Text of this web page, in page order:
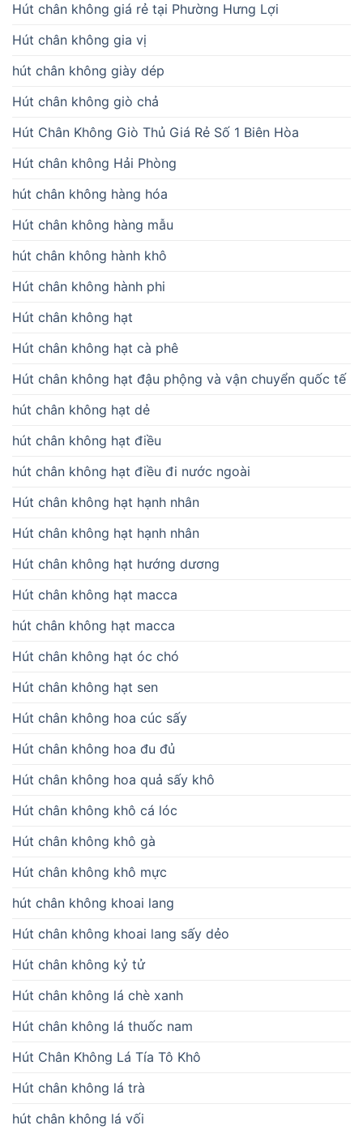
Hút chân không giá rẻ tại Phường Hưng Lợi
Hút chân không gia vị
hút chân không giày dép
Hút chân không giò chả
Hút Chân Không Giò Thủ Giá Rẻ Số 1 Biên Hòa
Hút chân không Hải Phòng
hút chân không hàng hóa
Hút chân không hàng mẫu
hút chân không hành khô
Hút chân không hành phi
Hút chân không hạt
Hút chân không hạt cà phê
Hút chân không hạt đậu phộng và vận chuyển quốc tế
hút chân không hạt dẻ
hút chân không hạt điều
hút chân không hạt điều đi nước ngoài
Hút chân không hạt hạnh nhân
Hút chân không hạt hạnh nhân
Hút chân không hạt hướng dương
Hút chân không hạt macca
hút chân không hạt macca
Hút chân không hạt óc chó
Hút chân không hạt sen
Hút chân không hoa cúc sấy
Hút chân không hoa đu đủ
Hút chân không hoa quả sấy khô
Hút chân không khô cá lóc
Hút chân không khô gà
Hút chân không khô mực
hút chân không khoai lang
Hút chân không khoai lang sấy dẻo
Hút chân không kỷ tử
Hút chân không lá chè xanh
Hút chân không lá thuốc nam
Hút Chân Không Lá Tía Tô Khô
Hút chân không lá trà
hút chân không lá vối